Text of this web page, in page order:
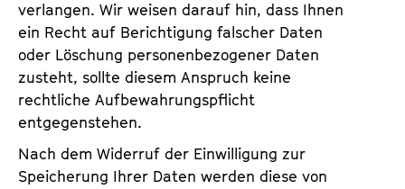
verlangen. Wir weisen darauf hin, dass Ihnen
ein Recht auf Berichtigung falscher Daten
oder Löschung personenbezogener Daten
zusteht, sollte diesem Anspruch keine
rechtliche Aufbewahrungspflicht
entgegenstehen.
Nach dem Widerruf der Einwilligung zur
Speicherung Ihrer Daten werden diese von